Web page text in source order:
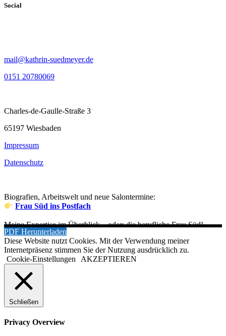
Social
mail@kathrin-suedmeyer.de
0151 20780069
Charles-de-Gaulle-Straße 3
65197 Wiesbaden
Impressum
Datenschutz
Biografien, Arbeitswelt und neue Salontermine:
Frau Süd ins Postfach
Meine Expertise im Überblick – oder: die berufliche Frau Süd!
PDF Herunterladen
Diese Website nutzt Cookies. Mit der Verwendung meiner
Internetpräsenz stimmen Sie der Nutzung ausdrücklich zu.
Cookie-Einstellungen
AKZEPTIEREN
Schließen
Privacy Overview